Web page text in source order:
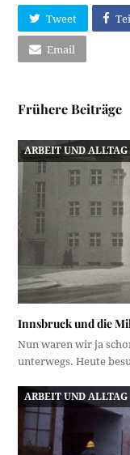
Tweet
Email
Frühere Beiträge
ARBEIT UND ALLTAG
Innsbruck und die
Nun waren wir ja
unterwegs. Heute
ARBEIT UND ALLTAG